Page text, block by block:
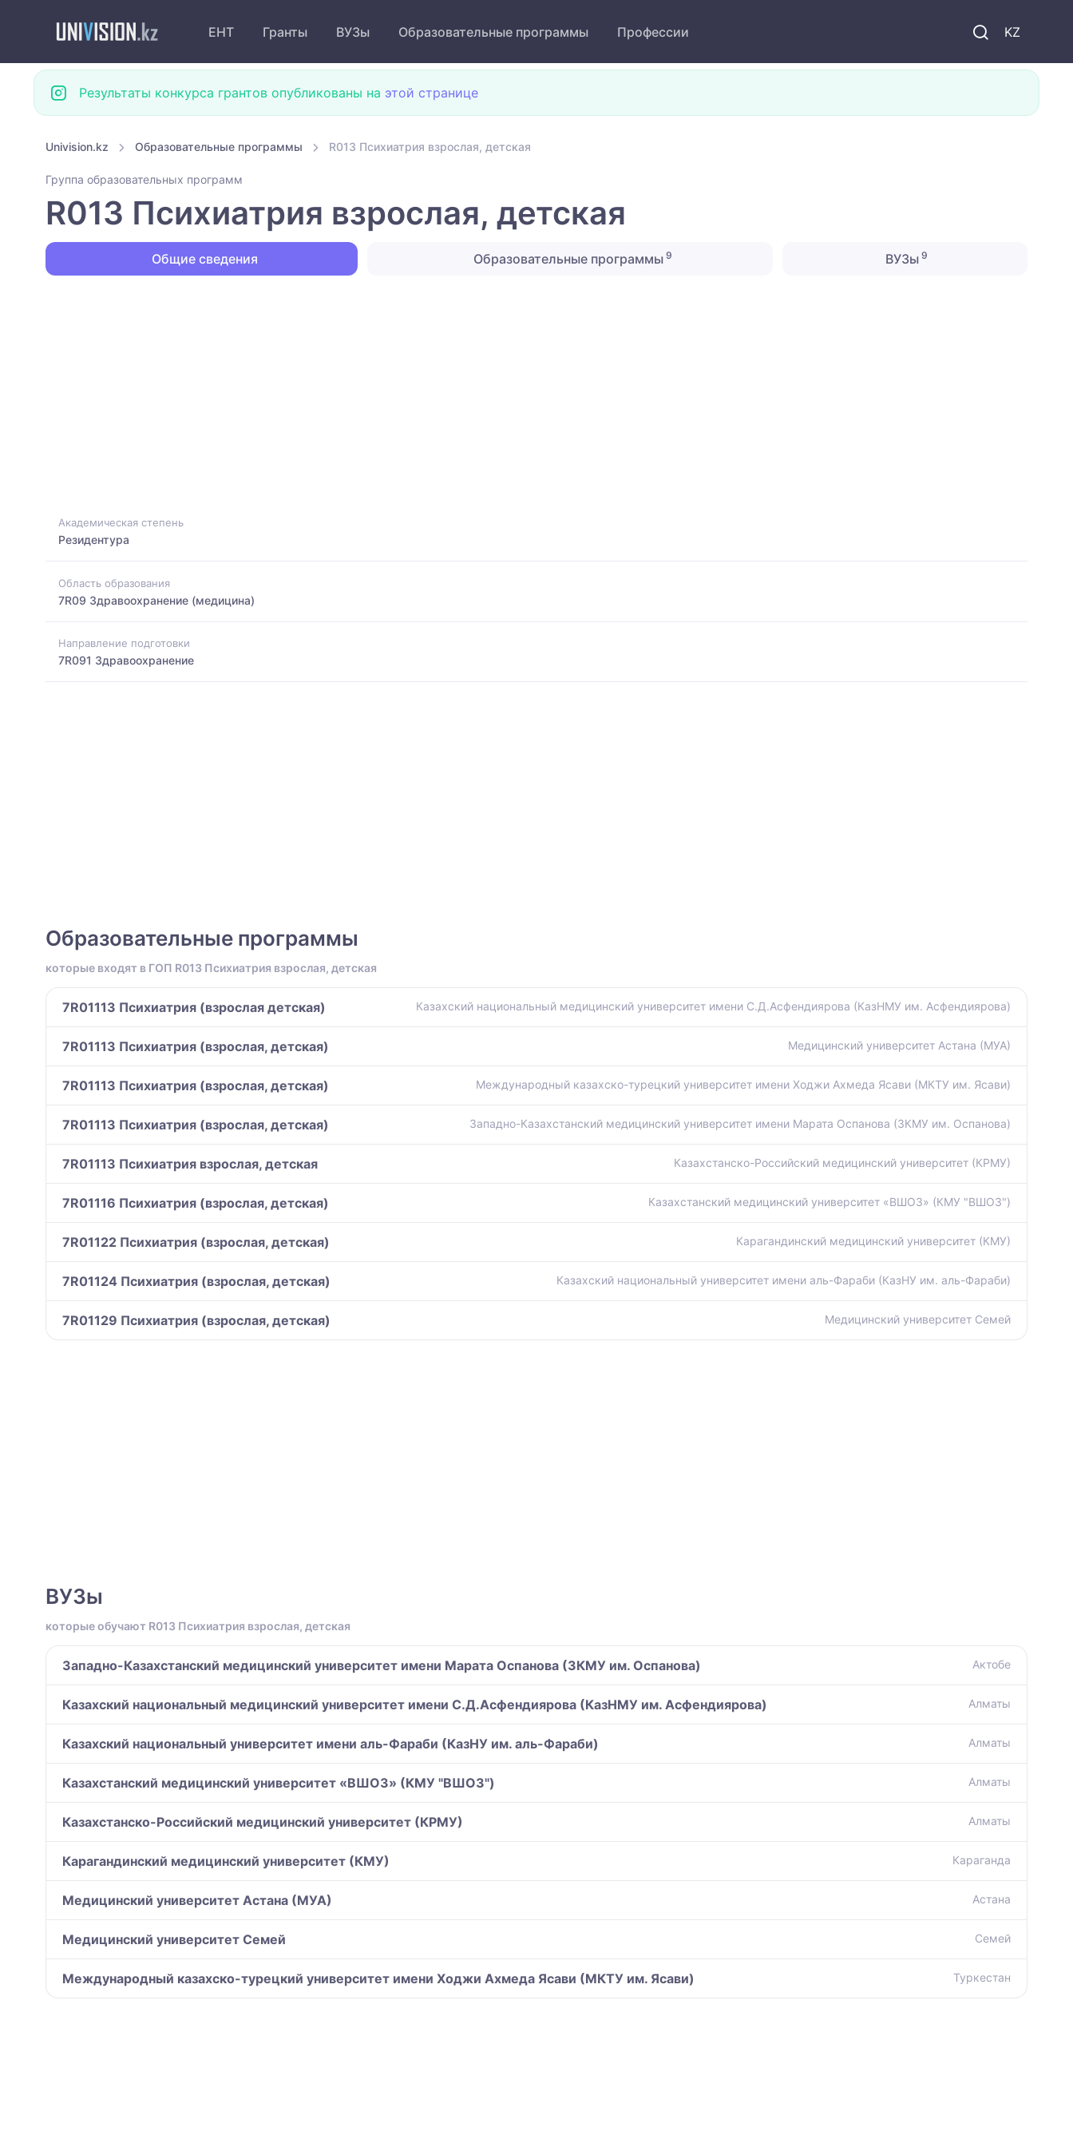
KZ
ЕНТ Гранты ВУЗы Образовательные программы Профессии
Результаты конкурса грантов опубликованы на этой странице
Univision.kz Образовательные программы R013 Психиатрия взрослая, детская
Группа образовательных программ
R013 Психиатрия взрослая, детская
Общие сведения Образовательные программы 9 ВУЗы9
Академическая степень
Резидентура
Область образования
7R09 Здравоохранение (медицина)
Направление подготовки
7R091 Здравоохранение
Образовательные программы
которые входят в ГОП R013 Психиатрия взрослая, детская
7R01113 Психиатрия (взрослая детская) Казахский национальный медицинский университет имени С.Д.Асфендиярова (КазНМУ им. Асфендиярова)
7R01113 Психиатрия (взрослая, детская) Медицинский университет Астана (МУА)
7R01113 Психиатрия (взрослая, детская) Международный казахско-турецкий университет имени Ходжи Ахмеда Ясави (МКТУ им. Ясави)
7R01113 Психиатрия (взрослая, детская) Западно-Казахстанский медицинский университет имени Марата Оспанова (ЗКМУ им. Оспанова)
7R01113 Психиатрия взрослая, детская Казахстанско-Российский медицинский университет (КРМУ)
7R01116 Психиатрия (взрослая, детская) Казахстанский медицинский университет «ВШОЗ» (КМУ "ВШОЗ")
7R01122 Психиатрия (взрослая, детская) Карагандинский медицинский университет (КМУ)
7R01124 Психиатрия (взрослая, детская) Казахский национальный университет имени аль-Фараби (КазНУ им. аль-Фараби)
7R01129 Психиатрия (взрослая, детская) Медицинский университет Семей
ВУЗы
которые обучают R013 Психиатрия взрослая, детская
Западно-Казахстанский медицинский университет имени Марата Оспанова (ЗКМУ им. Оспанова) Актобе
Казахский национальный медицинский университет имени С.Д.Асфендиярова (КазНМУ им. Асфендиярова) Алматы
Казахский национальный университет имени аль-Фараби (КазНУ им. аль-Фараби) Алматы
Казахстанский медицинский университет «ВШОЗ» (КМУ "ВШОЗ") Алматы
Казахстанско-Российский медицинский университет (КРМУ) Алматы
Карагандинский медицинский университет (КМУ) Караганда
Медицинский университет Астана (МУА) Астана
Медицинский университет Семей Семей
Международный казахско-турецкий университет имени Ходжи Ахмеда Ясави (МКТУ им. Ясави) Туркестан